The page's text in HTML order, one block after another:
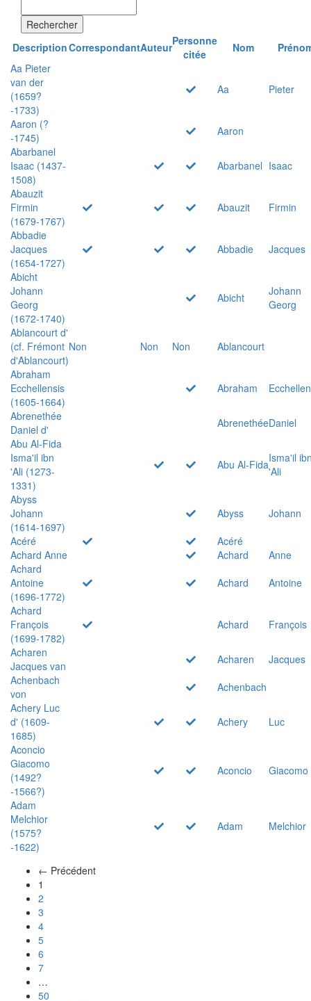
Rechercher
DescriptionCorrespondantAuteurPersonne
citée
Nom
Aa Pieter
van der
(1659?
-1733)
Aa Pieter
Aaron (?
-1745)
Aaron
Abarbanel
Isaac (1437-
1508)
Abarbanel Isaac
Abauzit
Firmin
(1679-1767)
Abauzit
Firmin
Abbadie
Jacques
(1654-1727)
Abbadie
Jacques
Abicht
Johann
Georg
(1672-1740)
Abicht
Johann
Georg
Ablancourt d'
(cf. Frémont
d'Ablancourt)
Non Non Non
Ablancourt
Abraham
Ecchellensis
(1605-1664)
Abraham
Abrenethée
Daniel d'
AbrenethéeDaniel
Abu Al-Fida
Isma'il ibn
'Ali (1273-
1331)
Abu Al-FidaIsma'il
'Ali
Abyss
Johann
(1614-1697)
Abyss
Johann
Acéré
Acéré
Achard Anne
Achard
Anne
Achard
Antoine
(1696-1772)
Achard
Antoine
Achard
François
(1699-1782)
Achard
François
Acharen
Jacques van
Acharen
Jacques
Achenbach
von
Achenbach
Achery Luc
d' (1609-
1685)
Achery
Luc
Aconcio
Giacomo
(1492?
-1566?)
Aconcio Giacomo
Adam
Melchior
(1575?
-1622)
Adam Melchior
← Précédent
1
2
3
4
5
6
7
…
50